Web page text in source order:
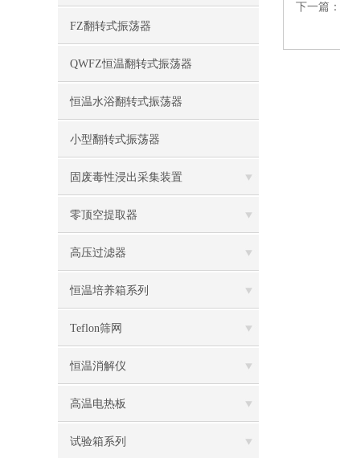
FZ翻转式振荡器
QWFZ恒温翻转式振荡器
恒温水浴翻转式振荡器
小型翻转式振荡器
固废毒性浸出采集装置
零顶空提取器
高压过滤器
恒温培养箱系列
Teflon筛网
恒温消解仪
高温电热板
试验箱系列
下一篇：